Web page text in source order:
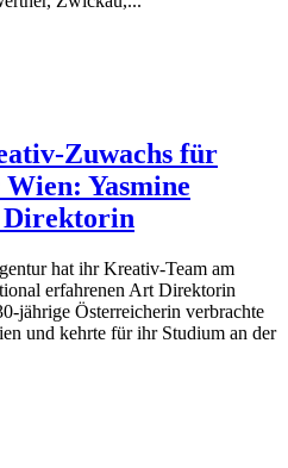
Zuwachs für
Yasmine
Direktorin
hat ihr Kreativ-Team am
erfahrenen Art Direktorin
jährige Österreicherin verbrachte
und kehrte für ihr Studium an der